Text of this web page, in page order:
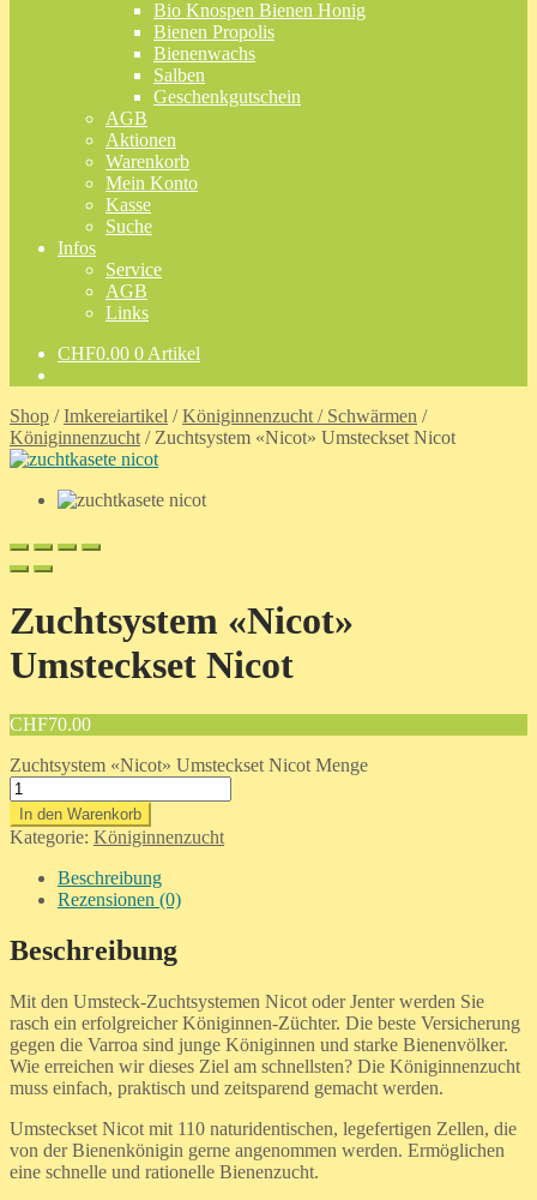
Bio Knospen Bienen Honig
Bienen Propolis
Bienenwachs
Salben
Geschenkgutschein
AGB
Aktionen
Warenkorb
Mein Konto
Kasse
Suche
Infos
Service
AGB
Links
CHF0.00 0 Artikel
Shop /Imkereiartikel /Königinnenzucht / Schwärmen /
Königinnenzucht / Zuchtsystem «Nicot» Umsteckset Nicot
Zuchtsystem «Nicot»
Umsteckset Nicot
CHF70.00
Zuchtsystem «Nicot» Umsteckset Nicot Menge
In den Warenkorb
Kategorie: Königinnenzucht
Beschreibung
Rezensionen (0)
Beschreibung
Mit den Umsteck-Zuchtsystemen Nicot oder Jenter werden Sie
rasch ein erfolgreicher Königinnen-Züchter. Die beste Versicherung
gegen die Varroa sind junge Königinnen und starke Bienenvölker.
Wie erreichen wir dieses Ziel am schnellsten? Die Königinnenzucht
muss einfach, praktisch und zeitsparend gemacht werden.
Umsteckset Nicot mit 110 naturidentischen, legefertigen Zellen, die
von der Bienenkönigin gerne angenommen werden. Ermöglichen
eine schnelle und rationelle Bienenzucht.